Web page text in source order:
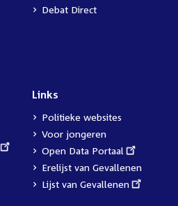
Debat Direct
Links
Politieke websites
Voor jongeren
External
link:
Open Data Portaal
Erelijst van Gevallenen
External
Lijst van Gevallenen